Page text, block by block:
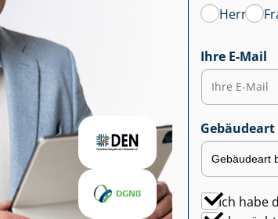
Herr
Ihre E-Mail
Gebäudeart
Ich habe